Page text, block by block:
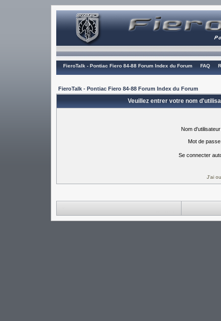
FieroTalk - Pontiac Fiero 84-88 Forum Index du Forum FAQ
FieroTalk - Pontiac Fiero 84-88 Forum Index du Forum
Veuillez entrer votre nom
Nom
Mot de
Se connecter
J'ai